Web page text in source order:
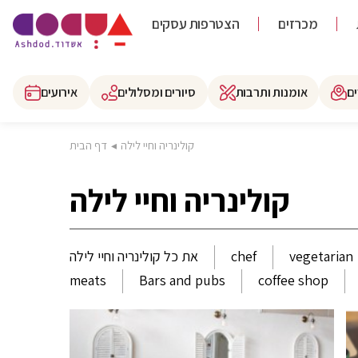
הצטרפות עסקים מכרזים
אירועים סיורים ומסלולים אומנות ותרבות
דף הבית ◂ קולינריה וחיי לילה
קולינריה וחיי לילה
את כל קולינריה וחיי לילה chef vegetarian
meats
Bars and pubs coffee shop